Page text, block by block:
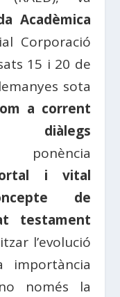
Acadèmica
Corporació
15 i 20 de
sota
a corrent
diàlegs
i vital
de
testament
l’evolució
importància
només la